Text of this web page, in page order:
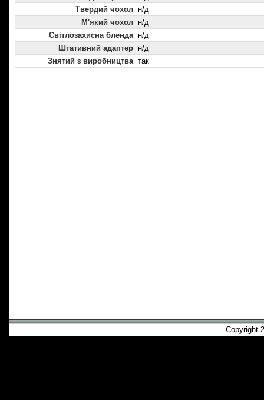
Твердий чохол н/д
М'який чохол н/д
Світлозахисна бленда н/д
Штативний адаптер н/д
Знятий з виробництва так
Copyright